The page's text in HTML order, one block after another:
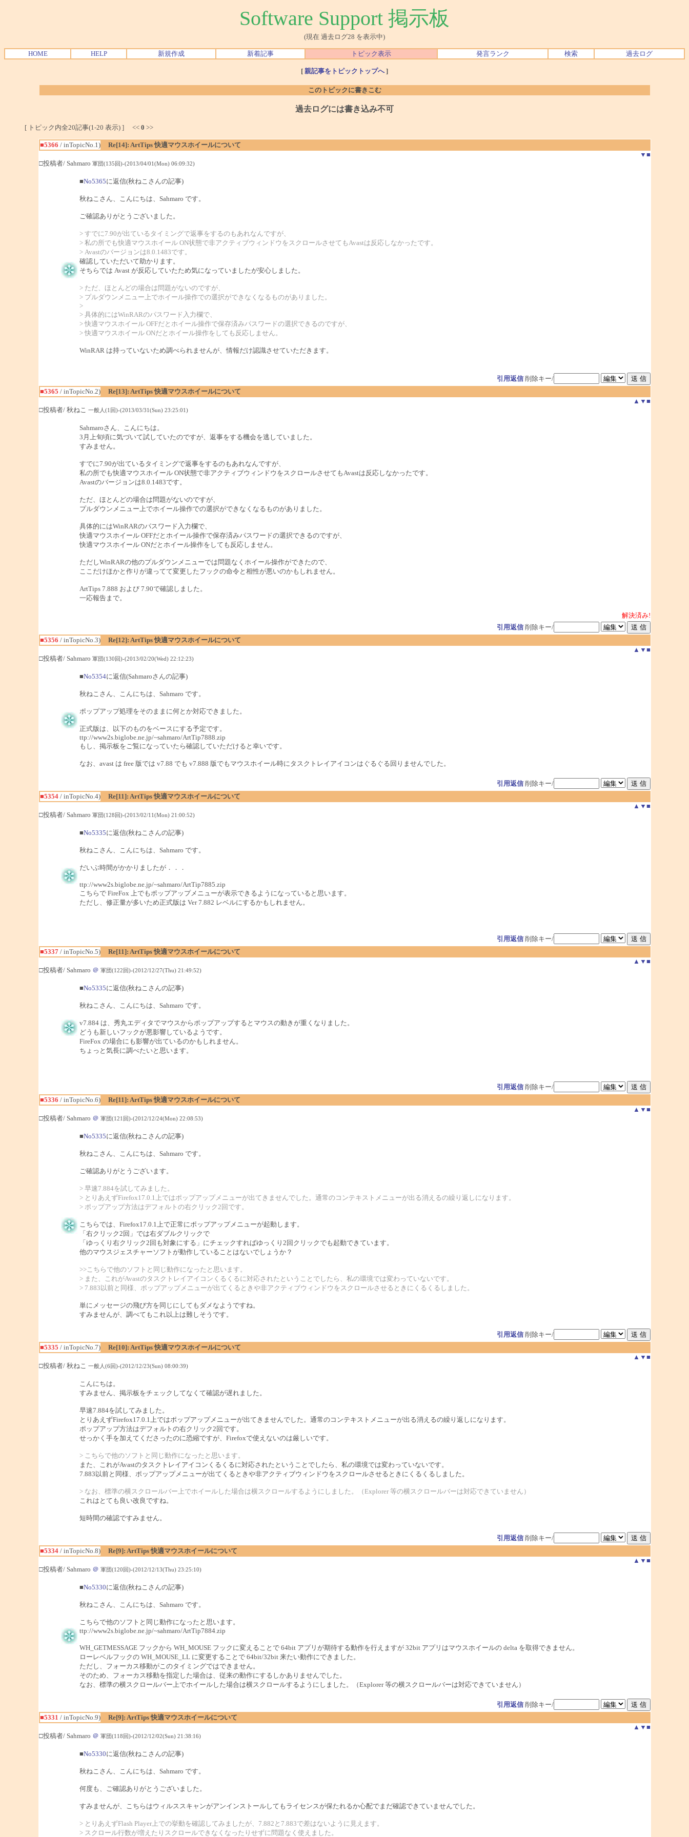
Software Support 掲示板
(現在 過去ログ28 を表示中)
HOME HELP 新規作成 新着記事 トピック表示 発言ランク 検索 過去ログ
[ 親記事をトピックトップへ]
このトピックに書きこむ
過去ログには書き込み不可
[ トピック内全20記事(1-20 表示) ] << 0 >>
■5366 / inTopicNo.1)
Re[14]: ArtTips 快適マウスホイールについて
▼ ■
□投稿者/ Sahmaro 軍団(135回)-(2013/04/01(Mon) 06:09:32)
■No5365に返信(秋ねこさんの記事)
秋ねこさん、こんにちは、Sahmaro です。
ご確認ありがとうございました。
> すでに7.90が出ているタイミングで返事をするのもあれなんですが、
> 私の所でも快適マウスホイール ON状態で非アクティブウィンドウをスクロールさせてもAvastは反応しなかったです。
> Avastのバージョンは8.0.1483です。
確認していただいて助かります。
そちらでは Avast が反応していたため気になっていましたが安心しました。
> ただ、ほとんどの場合は問題がないのですが、
> プルダウンメニュー上でホイール操作での選択ができなくなるものがありました。
>
> 具体的にはWinRARのパスワード入力欄で、
> 快適マウスホイール OFFだとホイール操作で保存済みパスワードの選択できるのですが、
> 快適マウスホイール ONだとホイール操作をしても反応しません。
WinRAR は持っていないため調べられませんが、情報だけ認識させていただきます。
引用返信 削除キー/
■5365 / inTopicNo.2)
Re[13]: ArtTips 快適マウスホイールについて
▲ ▼ ■
□投稿者/ 秋ねこ 一般人(1回)-(2013/03/31(Sun) 23:25:01)
Sahmaroさん、こんにちは。
3月上旬頃に気づいて試していたのですが、返事をする機会を逃していました。
すみません。
すでに7.90が出ているタイミングで返事をするのもあれなんですが、
私の所でも快適マウスホイール ON状態で非アクティブウィンドウをスクロールさせてもAvastは反応しなかったです。
Avastのバージョンは8.0.1483です。
ただ、ほとんどの場合は問題がないのですが、
プルダウンメニュー上でホイール操作での選択ができなくなるものがありました。
具体的にはWinRARのパスワード入力欄で、
快適マウスホイール OFFだとホイール操作で保存済みパスワードの選択できるのですが、
快適マウスホイール ONだとホイール操作をしても反応しません。
ただしWinRARの他のプルダウンメニューでは問題なくホイール操作ができたので、
ここだけほかと作りが違ってて変更したフックの命令と相性が悪いのかもしれません。
ArtTips 7.888 および 7.90で確認しました。
一応報告まで。
解決済み!
引用返信 削除キー/
■5356 / inTopicNo.3)
Re[12]: ArtTips 快適マウスホイールについて
▲ ▼ ■
□投稿者/ Sahmaro 軍団(130回)-(2013/02/20(Wed) 22:12:23)
■No5354に返信(Sahmaroさんの記事)
秋ねこさん、こんにちは、Sahmaro です。
ポップアップ処理をそのままに何とか対応できました。
正式版は、以下のものをベースにする予定です。
ttp://www2s.biglobe.ne.jp/~sahmaro/ArtTip7888.zip
もし、掲示板をご覧になっていたら確認していただけると幸いです。
なお、avast は free 版では v7.88 でも v7.888 版でもマウスホイール時にタスクトレイアイコンはぐるぐる回りませんでした。
引用返信 削除キー/
■5354/ inTopicNo.4)
Re[11]: ArtTips 快適マウスホイールについて
▲ ▼ ■
□投稿者/ Sahmaro 軍団(128回)-(2013/02/11(Mon) 21:00:52)
■No5335に返信(秋ねこさんの記事)
秋ねこさん、こんにちは、Sahmaro です。
だいぶ時間がかかりましたが．．．
ttp://www2s.biglobe.ne.jp/~sahmaro/ArtTip7885.zip
こちらで FireFox 上でもポップアップメニューが表示できるようになっていると思います。
ただし、修正量が多いため正式版は Ver 7.882 レベルにするかもしれません。
引用返信 削除キー/
■5337/ inTopicNo.5)
Re[11]: ArtTips 快適マウスホイールについて
▲ ▼ ■
□投稿者/ Sahmaro ＠ 軍団(122回)-(2012/12/27(Thu) 21:49:52)
■No5335に返信(秋ねこさんの記事)
秋ねこさん、こんにちは、Sahmaro です。
v7.884 は、秀丸エディタでマウスからポップアップするとマウスの動きが重くなりました。
どうも新しいフックが悪影響しているようです。
FireFox の場合にも影響が出ているのかもしれません。
ちょっと気長に調べたいと思います。
引用返信 削除キー/
■5336 / inTopicNo.6)
Re[11]: ArtTips 快適マウスホイールについて
▲ ▼ ■
□投稿者/ Sahmaro ＠ 軍団(121回)-(2012/12/24(Mon) 22:08:53)
■No5335に返信(秋ねこさんの記事)
秋ねこさん、こんにちは、Sahmaro です。
ご確認ありがとうございます。
> 早速7.884を試してみました。
> とりあえずFirefox17.0.1上ではポップアップメニューが出てきませんでした。通常のコンテキストメニューが出る消えるの繰り返しになります。
> ポップアップ方法はデフォルトの右クリック2回です。
こちらでは、Firefox17.0.1上で正常にポップアップメニューが起動します。
「右クリック2回」では右ダブルクリックで
「ゆっくり右クリック2回も対象にする」にチェックすればゆっくり2回クリックでも起動できています。
他のマウスジェスチャーソフトが動作していることはないでしょうか？
>>こちらで他のソフトと同じ動作になったと思います。
> また、これがAvastのタスクトレイアイコンくるくるに対応されたということでしたら、私の環境では変わっていないです。
> 7.883以前と同様、ポップアップメニューが出てくるときや非アクティブウィンドウをスクロールさせるときにくるくるしました。
単にメッセージの飛び方を同じにしてもダメなようですね。
すみませんが、調べてもこれ以上は難しそうです。
引用返信 削除キー/
■5335 / inTopicNo.7)
Re[10]: ArtTips 快適マウスホイールについて
▲ ▼ ■
□投稿者/ 秋ねこ 一般人(6回)-(2012/12/23(Sun) 08:00:39)
こんにちは。
すみません、掲示板をチェックしてなくて確認が遅れました。
早速7.884を試してみました。
とりあえずFirefox17.0.1上ではポップアップメニューが出てきませんでした。通常のコンテキストメニューが出る消えるの繰り返しになります。
ポップアップ方法はデフォルトの右クリック2回です。
せっかく手を加えてくださったのに恐縮ですが、Firefoxで使えないのは厳しいです。
> こちらで他のソフトと同じ動作になったと思います。
また、これがAvastのタスクトレイアイコンくるくるに対応されたということでしたら、私の環境では変わっていないです。
7.883以前と同様、ポップアップメニューが出てくるときや非アクティブウィンドウをスクロールさせるときにくるくるしました。
> なお、標準の横スクロールバー上でホイールした場合は横スクロールするようにしました。（Explorer 等の横スクロールバーは対応できていません）
これはとても良い改良ですね。
短時間の確認ですみません。
引用返信 削除キー/
■5334/ inTopicNo.8)
Re[9]: ArtTips 快適マウスホイールについて
▲ ▼ ■
□投稿者/ Sahmaro ＠ 軍団(120回)-(2012/12/13(Thu) 23:25:10)
■No5330に返信(秋ねこさんの記事)
秋ねこさん、こんにちは、Sahmaro です。
こちらで他のソフトと同じ動作になったと思います。
ttp://www2s.biglobe.ne.jp/~sahmaro/ArtTip7884.zip
WH_GETMESSAGE フックから WH_MOUSE フックに変えることで 64bit アプリが期待する動作を行えますが 32bit アプリはマウスホイールの delta を取得できません。
ローレベルフックの WH_MOUSE_LL に変更することで 64bit/32bit 来たい動作にできました。
ただし、フォーカス移動がこのタイミングではできません。
そのため、フォーカス移動を指定した場合は、従来の動作にするしかありませんでした。
なお、標準の横スクロールバー上でホイールした場合は横スクロールするようにしました。（Explorer 等の横スクロールバーは対応できていません）
引用返信 削除キー/
■5331 / inTopicNo.9)
Re[9]: ArtTips 快適マウスホイールについて
▲ ▼ ■
□投稿者/ Sahmaro ＠ 軍団(118回)-(2012/12/02(Sun) 21:38:16)
■No5330に返信(秋ねこさんの記事)
秋ねこさん、こんにちは、Sahmaro です。
何度も、ご確認ありがとうございました。
すみませんが、こちらはウィルススキャンがアンインストールしてもライセンスが保たれるか心配でまだ確認できていませんでした。
> とりあえずFlash Player上での挙動を確認してみましたが、7.882と7.883で差はないように見えます。
> スクロール行数が増えたりスクロールできなくなったりせずに問題なく使えました。